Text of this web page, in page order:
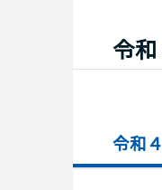
令
令和